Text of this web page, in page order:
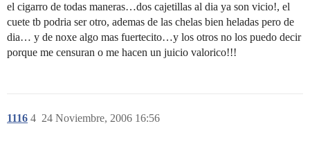
el cigarro de todas maneras…dos cajetillas al dia ya son vicio!, el
cuete tb podria ser otro, ademas de las chelas bien heladas pero de
dia… y de noxe algo mas fuertecito…y los otros no los puedo decir
porque me censuran o me hacen un juicio valorico!!!
1116 24 Noviembre, 2006 16:56
4